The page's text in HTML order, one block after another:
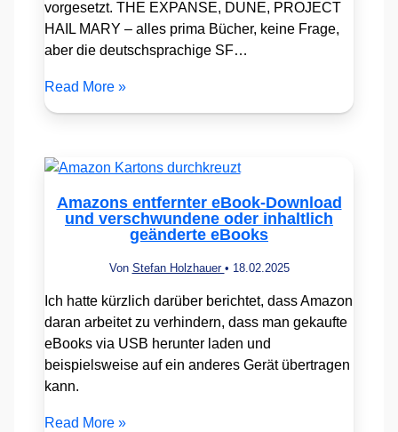
vorgesetzt. THE EXPANSE, DUNE, PROJECT
HAIL MARY – alles prima Bücher, keine Frage,
aber die deutschsprachige SF…
Read More »
Amazons entfernter eBook-Download
und verschwundene oder inhaltlich
geänderte eBooks
Von Stefan Holzhauer • 18.02.2025
Ich hatte kürzlich darüber berichtet, dass Amazon
daran arbeitet zu verhindern, dass man gekaufte
eBooks via USB herunter laden und
beispielsweise auf ein anderes Gerät übertragen
kann.
Read More »